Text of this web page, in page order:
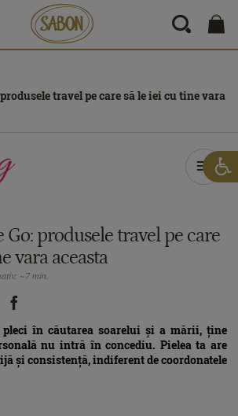
travel pe care să le iei cu tine vara
Go: produsele travel pe care
vara aceasta
~7 min.
pleci în căutarea soarelui și a mării, ține
nu intră în concediu. Pielea ta are
și consistență, indiferent de coordonatele